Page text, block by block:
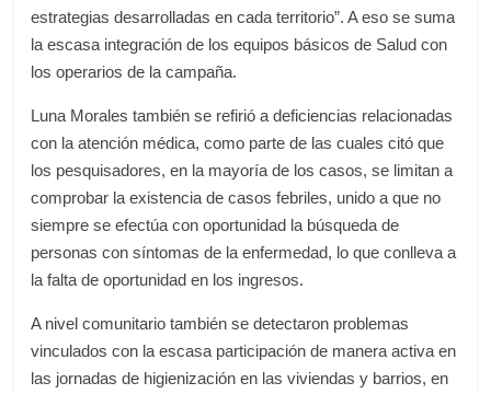
estrategias desarrolladas en cada territorio”. A eso se suma
la escasa integración de los equipos básicos de Salud con
los operarios de la campaña.
Luna Morales también se refirió a deficiencias relacionadas
con la atención médica, como parte de las cuales citó que
los pesquisadores, en la mayoría de los casos, se limitan a
comprobar la existencia de casos febriles, unido a que no
siempre se efectúa con oportunidad la búsqueda de
personas con síntomas de la enfermedad, lo que conlleva a
la falta de oportunidad en los ingresos.
A nivel comunitario también se detectaron problemas
vinculados con la escasa participación de manera activa en
las jornadas de higienización en las viviendas y barrios, en